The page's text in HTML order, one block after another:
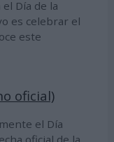
Día de la
es celebrar el
este
oficial)
el Día
oficial de la